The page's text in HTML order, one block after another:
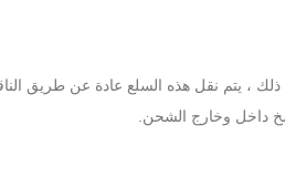
ذلك ، يتم نقل هذه السلع عادة عن طريق
داخل وخارج الشحن.